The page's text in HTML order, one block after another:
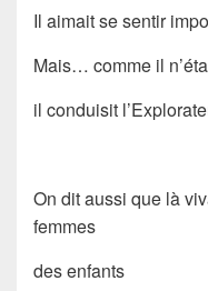
Il aimait se sentir
Mais… comme il
il conduisit
On dit aussi que là
femmes
des enfants